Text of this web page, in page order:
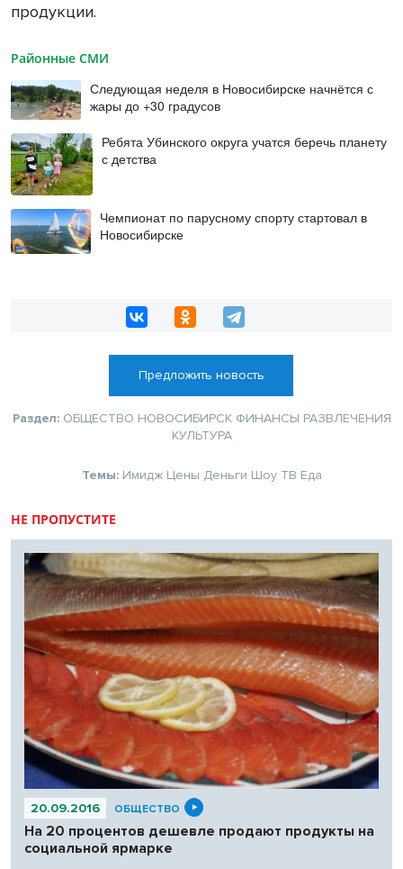
продукции.
Районные СМИ
Следующая неделя в Новосибирске начнётся с
жары до +30 градусов
Ребята Убинского округа учатся беречь планету
с детства
Чемпионат по парусному спорту стартовал в
Новосибирске
Предложить новость
Раздел: ОБЩЕСТВО НОВОСИБИРСК ФИНАНСЫ РАЗВЛЕЧЕНИЯ
КУЛЬТУРА
Темы: Имидж Цены Деньги Шоу ТВ Еда
НЕ ПРОПУСТИТЕ
20.09.2016 ОБЩЕСТВО
На 20 процентов дешевле продают продукты на
социальной ярмарке